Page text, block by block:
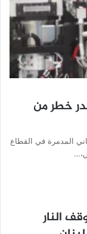
بغزة :أزالة 1466 مصدر خطر من
خطر من المباني المدمرة في القطاع
النار